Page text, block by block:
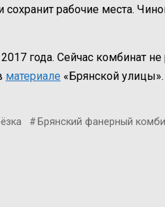
рабочие места.
года. Сейчас комбинат не
материале «Брянской улицы».
Брянский фанерный